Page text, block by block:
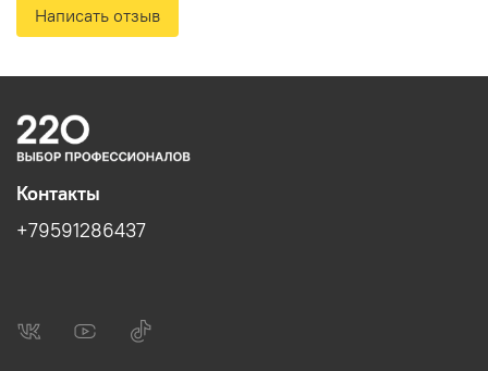
Написать отзыв
Контакты
+79591286437